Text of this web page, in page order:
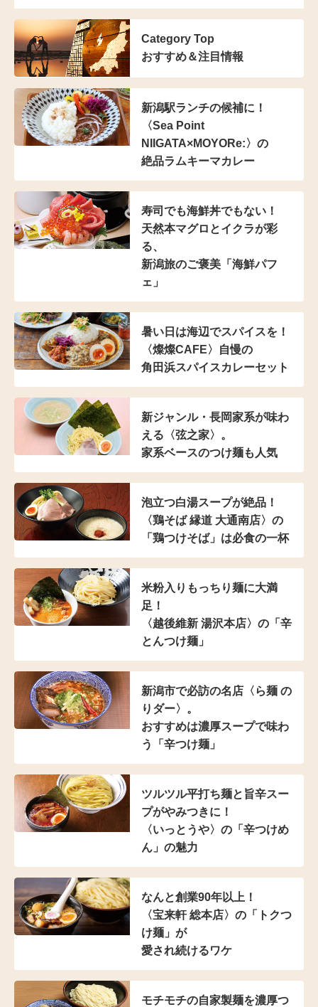
Category Top
おすすめ＆注目情報
新潟駅ランチの候補に！
〈Sea Point
NIIGATA×MOYORe:〉の
絶品ラムキーマカレー
寿司でも海鮮丼でもない！
天然本マグロとイクラが彩
る、
新潟旅のご褒美「海鮮パフ
ェ」
暑い日は海辺でスパイスを！
〈燦燦CAFE〉自慢の
角田浜スパイスカレーセット
新ジャンル・長岡家系が味わ
える〈弦之家〉。
家系ベースのつけ麺も人気
泡立つ白湯スープが絶品！
〈鶏そば 縁道 大通南店〉の
「鶏つけそば」は必食の一杯
米粉入り もっちり麺に大満
足！
〈越後維新 湯沢本店〉の 「辛
とんつけ麺」
新潟市で必訪の名店 〈ら麺 の
りダー〉。
おすすめは濃厚スープで味わ
う「辛つけ麺」
ツルツル平打ち麺と 旨辛スー
プがやみつきに！
〈いっとうや〉の 「辛つけめ
ん」の魅力
なんと創業90年以上！
〈宝来軒 総本店〉の 「トクつ
け麺」が
愛され続けるワケ
モチモチの自家製麺を濃厚つ